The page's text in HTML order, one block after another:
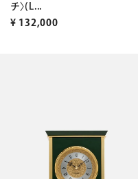
チ〉(L...
¥ 132,000